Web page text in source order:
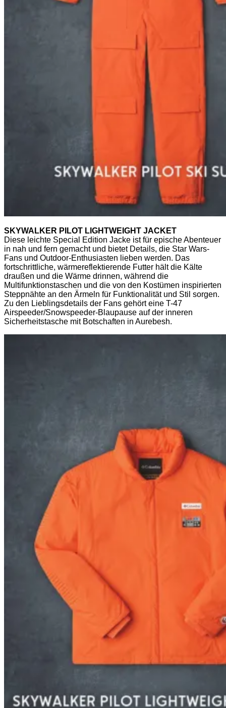
SKYWALKER PILOT LIGHTWEIGHT JACKET
Diese leichte Special Edition Jacke ist für epische Abenteuer
in nah und fern gemacht und bietet Details, die Star Wars-
Fans und Outdoor-Enthusiasten lieben werden. Das
fortschrittliche, wärmereflektierende Futter hält die Kälte
draußen und die Wärme drinnen, während die
Multifunktionstaschen und die von den Kostümen inspirierten
Steppnähte an den Ärmeln für Funktionalität und Stil sorgen.
Zu den Lieblingsdetails der Fans gehört eine T-47
Airspeeder/Snowspeeder-Blaupause auf der inneren
Sicherheitstasche mit Botschaften in Aurebesh.